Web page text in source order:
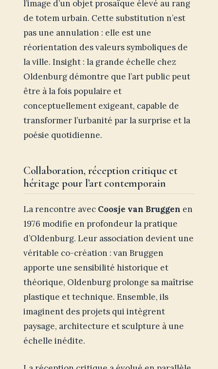
l’image d’un objet prosaïque élevé au rang
de totem urbain. Cette substitution n’est
pas une annulation : elle est une
réorientation des valeurs symboliques de
la ville. Insight : la grande échelle chez
Oldenburg démontre que l’art public peut
être à la fois populaire et
conceptuellement exigeant, capable de
transformer l’urbanité par la surprise et la
poésie quotidienne.
Collaboration, réception critique et
héritage pour l’art contemporain
La rencontre avec Coosje van Bruggen en
1976 modifie en profondeur la pratique
d’Oldenburg. Leur association devient une
véritable co-création : van Bruggen
apporte une sensibilité historique et
théorique, Oldenburg prolonge sa maîtrise
plastique et technique. Ensemble, ils
imaginent des projets qui intègrent
paysage, architecture et sculpture à une
échelle inédite.